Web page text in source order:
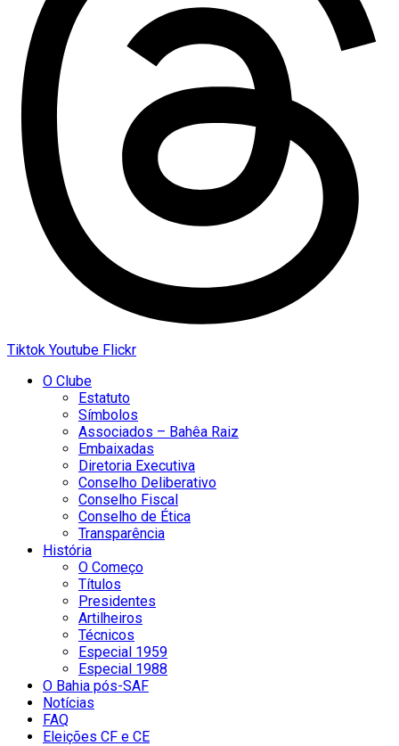
Tiktok Youtube Flickr
O Clube
Estatuto
Símbolos
Associados – Bahêa Raiz
Embaixadas
Diretoria Executiva
Conselho Deliberativo
Conselho Fiscal
Conselho de Ética
Transparência
História
O Começo
Títulos
Presidentes
Artilheiros
Técnicos
Especial 1959
Especial 1988
O Bahia pós-SAF
Notícias
FAQ
Eleições CF e CE